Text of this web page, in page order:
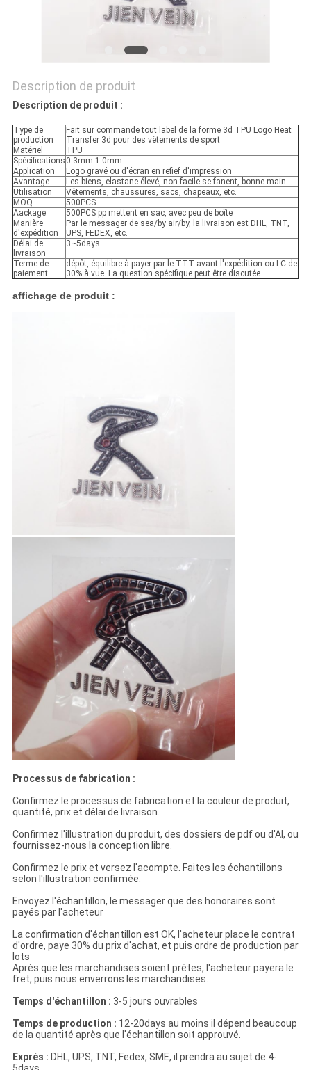
Description de produit
Description de produit :
Type de
production
Fait sur commande tout label de la forme 3d TPU Logo Heat
Transfer 3d pour des vêtements de sport
Matériel
TPU
Spécifications 0.3mm-1.0mm
Application
Logo gravé ou d'écran en refief d'impression
Avantage
Les biens, elastane élevé, non facile se fanent, bonne main
Utilisation
Vêtements, chaussures, sacs, chapeaux, etc.
MOQ
500PCS
Aackage
500PCS pp mettent en sac, avec peu de boîte
Manière
d'expédition
Par le messager de sea/by air/by, la livraison est DHL, TNT,
UPS, FEDEX, etc.
Délai de
livraison
3~5days
Terme de
paiement
dépôt, équilibre à payer par le TTT avant l'expédition ou LC de
30% à vue. La question spécifique peut être discutée.
affichage de produit :
Processus de fabrication :
Confirmez le processus de fabrication et la couleur de produit,
quantité, prix et délai de livraison.
Confirmez l'illustration du produit, des dossiers de pdf ou d'AI, ou
fournissez-nous la conception libre.
Confirmez le prix et versez l'acompte. Faites les échantillons
selon l'illustration confirmée.
Envoyez l'échantillon, le messager que des honoraires sont
payés par l'acheteur
La confirmation d'échantillon est OK, l'acheteur place le contrat
d'ordre, paye 30% du prix d'achat, et puis ordre de production par
lots
Après que les marchandises soient prêtes, l'acheteur payera le
fret, puis nous enverrons les marchandises.
Temps d'échantillon : 3-5 jours ouvrables
Temps de production : 12-20days au moins il dépend beaucoup
de la quantité après que l'échantillon soit approuvé.
Exprès : DHL, UPS, TNT, Fedex, SME, il prendra au sujet de 4-